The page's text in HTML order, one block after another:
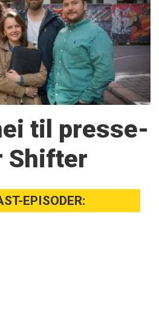
til presse­
Shifter
EPISODER: